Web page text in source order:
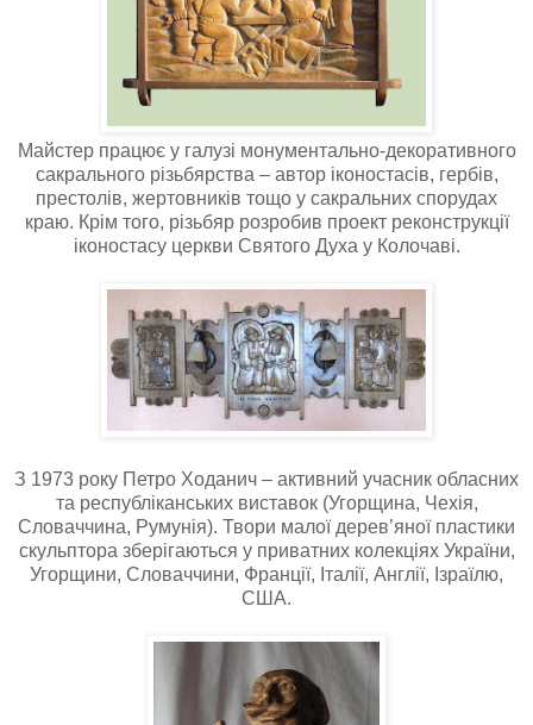
Майстер працює у галузі монументально-декоративного
сакрального різьбярства – автор іконостасів, гербів,
престолів, жертовників тощо у сакральних спорудах
краю. Крім того, різьбяр розробив проект реконструкції
іконостасу церкви Святого Духа у Колочаві.
З 1973 року Петро Ходанич – активний учасник обласних
та республіканських виставок (Угорщина, Чехія,
Словаччина, Румунія). Твори малої дерев’яної пластики
скульптора зберігаються у приватних колекціях України,
Угорщини, Словаччини, Франції, Італії, Англії, Ізраїлю,
США.